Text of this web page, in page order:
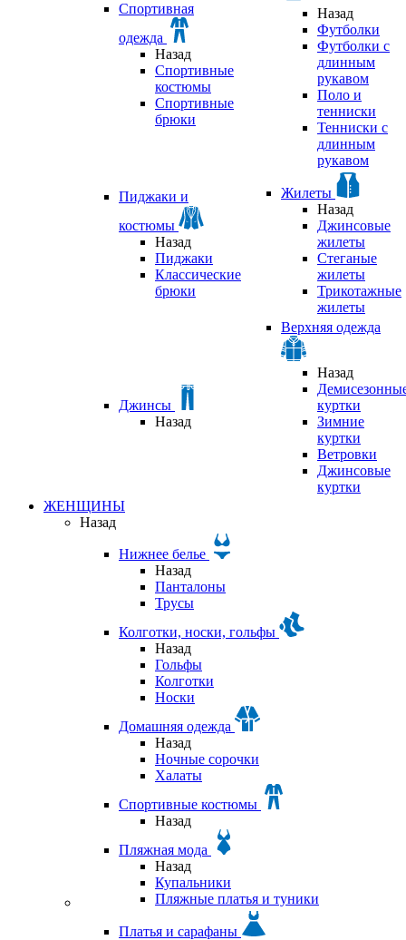
Спортивная
одежда
Назад
Спортивные
костюмы
Спортивные
брюки
Назад
Футболки
Футболки с
длинным
рукавом
Поло и
тенниски
Тенниски с
длинным
рукавом
Пиджаки и
костюмы
Назад
Пиджаки
Классические
брюки
Жилеты
Назад
Джинсовые
жилеты
Стеганые
жилеты
Трикотажные
жилеты
Джинсы
Назад
Верхняя одежда
Назад
куртки
Зимние
куртки
Ветровки
Джинсовые
куртки
ЖЕНЩИНЫ
Назад
Нижнее белье
Назад
Панталоны
Трусы
Колготки, носки, гольфы
Назад
Гольфы
Колготки
Носки
Домашняя одежда
Назад
Ночные сорочки
Халаты
Спортивные костюмы
Назад
Пляжная мода
Назад
Купальники
Пляжные платья и туники
Платья и сарафаны